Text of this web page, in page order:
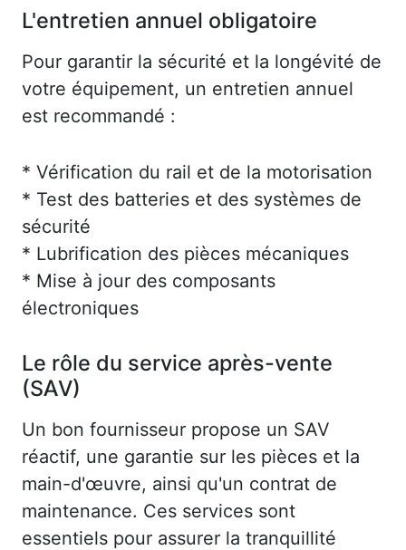
L'entretien annuel obligatoire
Pour garantir la sécurité et la longévité de
votre équipement, un entretien annuel
est recommandé :
* Vérification du rail et de la motorisation
* Test des batteries et des systèmes de
sécurité
* Lubrification des pièces mécaniques
* Mise à jour des composants
électroniques
Le rôle du service après-vente
(SAV)
Un bon fournisseur propose un SAV
réactif, une garantie sur les pièces et la
main-d'œuvre, ainsi qu'un contrat de
maintenance. Ces services sont
essentiels pour assurer la tranquillité